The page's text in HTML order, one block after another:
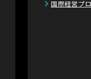
国際経営プ